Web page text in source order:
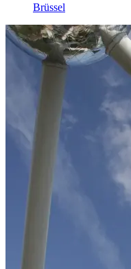
Brüssel